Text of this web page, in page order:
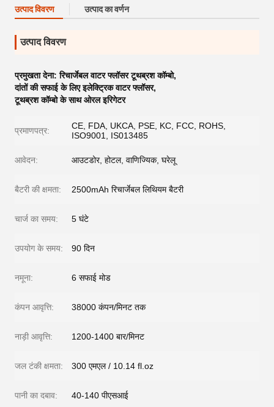
उत्पाद विवरण उत्पाद का वर्णन
उत्पाद विवरण
प्रमुखता देना:रिचार्जेबल वाटर फ्लॉसर टूथब्रश कॉम्बो,
दांतों की सफाई के लिए इलेक्ट्रिक वाटर फ्लॉसर,
टूथब्रश कॉम्बो के साथ ओरल इरिगेटर
प्रमाणपत्र:
CE, FDA, UKCA, PSE, KC, FCC, ROHS,
ISO9001, IS013485
आवेदन: आउटडोर, होटल, वाणिज्यिक, घरेलू
बैटरी की क्षमता: 2500mAh रिचार्जेबल लिथियम बैटरी
चार्ज का समय: 5 घंटे
उपयोग के समय: 90 दिन
नमूना: 6 सफाई मोड
कंपन आवृत्ति: 38000 कंपन/मिनट तक
नाड़ी आवृत्ति: 1200-1400 बार/मिनट
जल टंकी क्षमता: 300 एमएल / 10.14 fl.oz
पानी का दबाव: 40-140 पीएसआई